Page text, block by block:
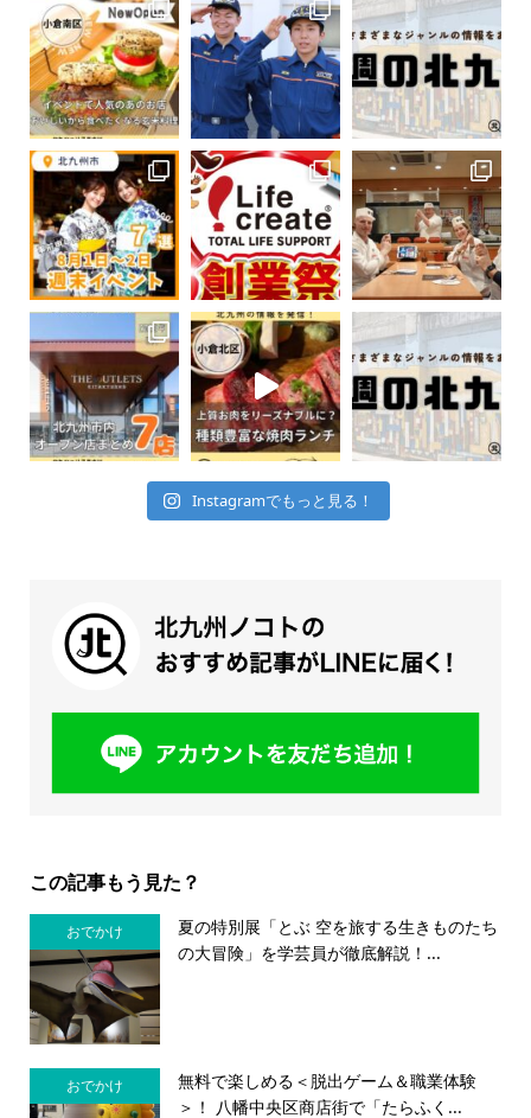
Instagramでもっと見る！
この記事もう見た？
おでかけ
夏の特別展「とぶ 空を旅する生きものたち
の大冒険」を学芸員が徹底解説！...
おでかけ
無料で楽しめる＜脱出ゲーム＆職業体験
＞！ 八幡中央区商店街で「たらふく...